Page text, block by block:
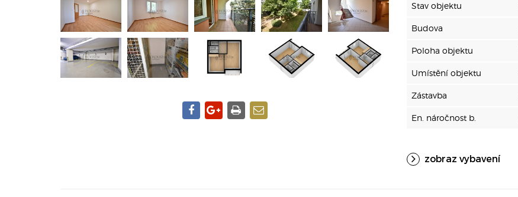
Stav objektu
Budova
Poloha objektu
Umístění objektu
Zástavba
En. náročnost b.
zobraz vybavení